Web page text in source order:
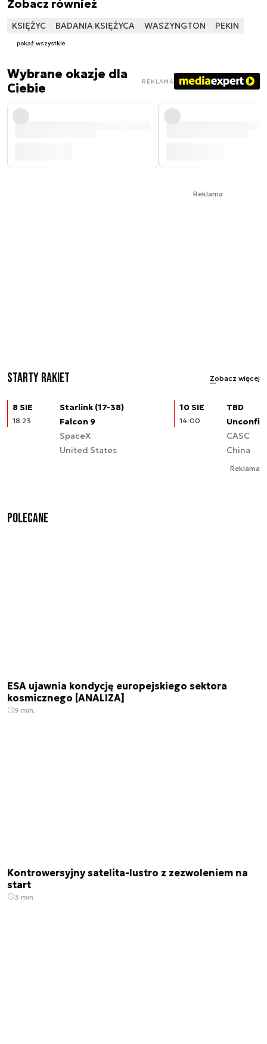
Zobacz również
KSIĘŻYC BADANIA KSIĘŻYCA WASZYNGTON PEKIN
pokaż wszystkie
Wybrane okazje dla
Ciebie
REKLAMA
Reklama
Starty rakiet Zobacz więcej
8 SIE
18:23
Starlink (17-38)
Falcon 9
SpaceX
United States
10 SIE
14:00
TBD
CASC
China
Reklama
Polecane
ESA ujawnia kondycję europejskiego sektora
kosmicznego [ANALIZA]
9 min.
Kontrowersyjny satelita-lustro z zezwoleniem na
start
3 min.